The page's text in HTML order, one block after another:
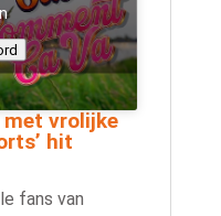
met vrolijke
hit
fans van